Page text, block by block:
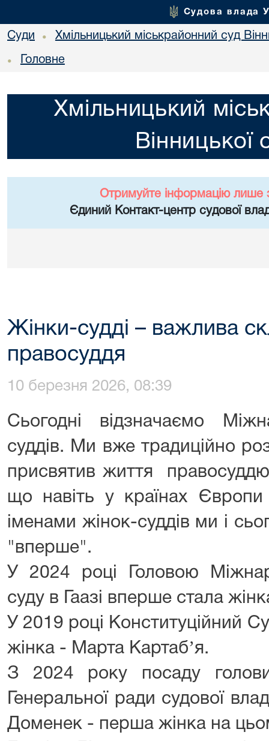
Судова влада
Суди • Хмільницький міськрайонний суд
• Головне
Хмільницький
Вінницької
Отримуйте інформацію лише
Єдиний Контакт-центр судової
Жінки-судді – важлива
правосуддя
10 березня 2026, 08:39
Сьогодні відзначаємо
суддів. Ми вже традиційно
присвятив життя
що навіть у країнах
іменами жінок-суддів ми і
"вперше".
У 2024 році Головою
суду в Гаазі вперше стала
У 2019 році Конституційний
жінка - Марта Картабʼя.
З 2024 року посаду
Генеральної ради судової
Доменек - перша жінка на